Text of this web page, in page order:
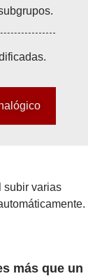
subir varias
más que un